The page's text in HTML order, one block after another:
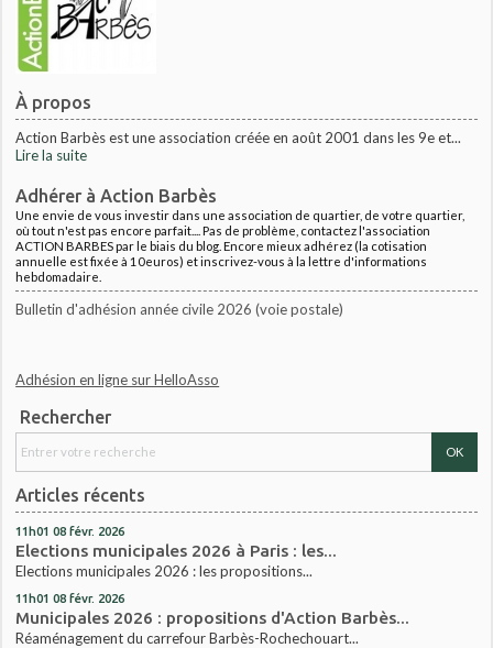
À propos
Action Barbès est une association créée en août 2001 dans les 9e et...
Lire la suite
Adhérer à Action Barbès
Une envie de vous investir dans une association de quartier, de votre quartier,
où tout n'est pas encore parfait.... Pas de problème, contactez l'association
ACTION BARBES par le biais du blog. Encore mieux adhérez (la cotisation
annuelle est fixée à 10euros) et inscrivez-vous à la lettre d'informations
hebdomadaire.
Bulletin d'adhésion année civile 2026 (voie postale)
Adhésion en ligne sur HelloAsso
Rechercher
Articles récents
11h01 08 févr. 2026
Elections municipales 2026 à Paris : les...
Elections municipales 2026 : les propositions...
11h01 08 févr. 2026
Municipales 2026 : propositions d'Action Barbès...
Réaménagement du carrefour Barbès-Rochechouart...